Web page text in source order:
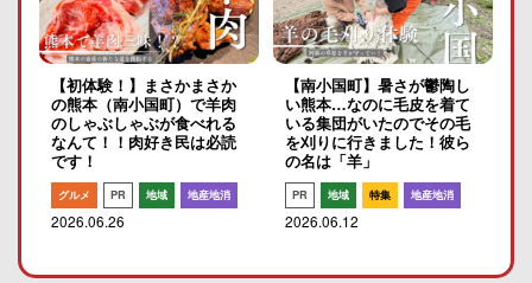
【初体験！】まさかまさか
の熊本（南小国町）で羊肉
のしゃぶしゃぶが食べれる
なんて！！肉好き民は必読
です！
グルメ PR 地域 地産地消
2026.06.26
【南小国町】暑さが鬱陶し
い熊本…なのに毛皮を着て
いる集団がいたのでその毛
を刈りに行きました！彼ら
の名は「羊」
PR 地域 特集 地産地消
2026.06.12